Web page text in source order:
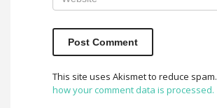
This site uses Akismet to reduce spam.
how your comment data is processed.